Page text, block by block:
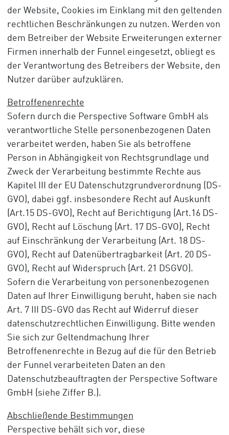
der Website, Cookies im Einklang mit den geltenden
rechtlichen Beschränkungen zu nutzen. Werden von
dem Betreiber der Website Erweiterungen externer
Firmen innerhalb der Funnel eingesetzt, obliegt es
der Verantwortung des Betreibers der Website, den
Nutzer darüber aufzuklären.
Betroffenenrechte
Sofern durch die Perspective Software GmbH als
verantwortliche Stelle personenbezogenen Daten
verarbeitet werden, haben Sie als betroffene
Person in Abhängigkeit von Rechtsgrundlage und
Zweck der Verarbeitung bestimmte Rechte aus
Kapitel III der EU Datenschutzgrundverordnung (DS-
GVO), dabei ggf. insbesondere Recht auf Auskunft
(Art.15 DS-GVO), Recht auf Berichtigung (Art.16 DS-
GVO), Recht auf Löschung (Art. 17 DS-GVO), Recht
auf Einschränkung der Verarbeitung (Art. 18 DS-
GVO), Recht auf Datenübertragbarkeit (Art. 20 DS-
GVO), Recht auf Widerspruch (Art. 21 DSGVO).
Sofern die Verarbeitung von personenbezogenen
Daten auf Ihrer Einwilligung beruht, haben sie nach
Art. 7 III DS-GVO das Recht auf Widerruf dieser
datenschutzrechtlichen Einwilligung. Bitte wenden
Sie sich zur Geltendmachung Ihrer
Betroffenenrechte in Bezug auf die für den Betrieb
der Funnel verarbeiteten Daten an den
Datenschutzbeauftragten der Perspective Software
GmbH (siehe Ziffer B.).
Abschließende Bestimmungen
Perspective behält sich vor, diese